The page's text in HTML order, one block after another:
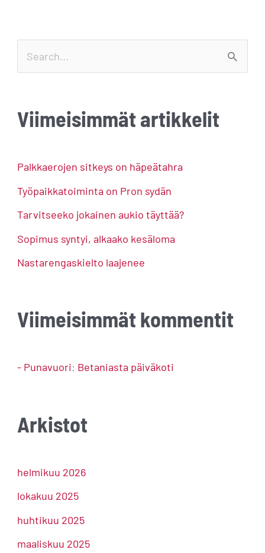
r
h
f
o
Viimeisimmät artikkelit
Palkkaerojen sitkeys on häpeätahra
Työpaikkatoiminta on Pron sydän
Tarvitseeko jokainen aukio täyttää?
Sopimus syntyi, alkaako kesäloma
Nastarengaskielto laajenee
Viimeisimmät kommentit
- Punavuori: Betaniasta päiväkoti
Arkistot
helmikuu 2026
lokakuu 2025
huhtikuu 2025
maaliskuu 2025